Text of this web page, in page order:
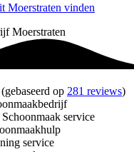
Moerstraten vinden
op 281 reviews)